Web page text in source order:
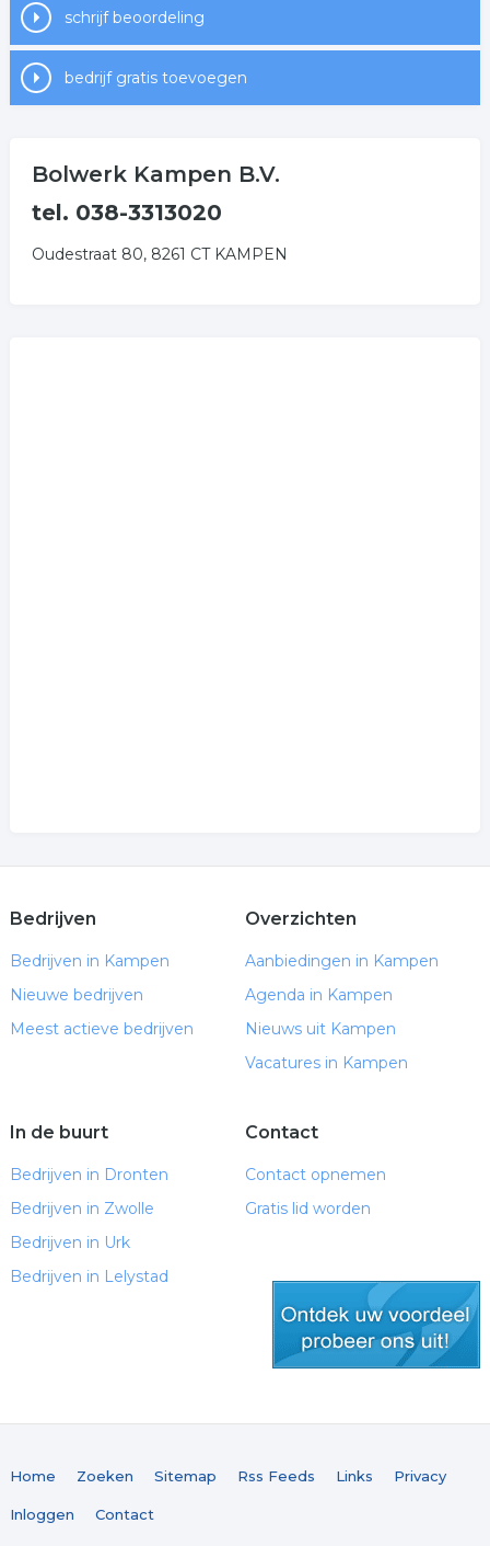
schrijf beoordeling
bedrijf gratis toevoegen
Bolwerk Kampen B.V.
tel. 038-3313020
Oudestraat 80, 8261 CT KAMPEN
Bedrijven
Bedrijven in Kampen
Nieuwe bedrijven
Meest actieve bedrijven
Overzichten
Aanbiedingen in Kampen
Agenda in Kampen
Nieuws uit Kampen
Vacatures in Kampen
In de buurt
Bedrijven in Dronten
Bedrijven in Zwolle
Bedrijven in Urk
Bedrijven in Lelystad
Contact
Contact opnemen
Gratis lid worden
Home Zoeken Sitemap Rss Feeds Links Privacy
Inloggen Contact